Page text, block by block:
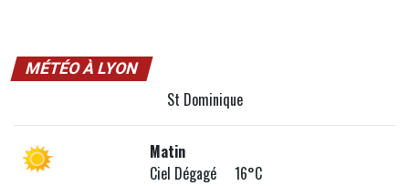
MÉTÉO À LYON
St Dominique
Matin
Ciel Dégagé 16°C